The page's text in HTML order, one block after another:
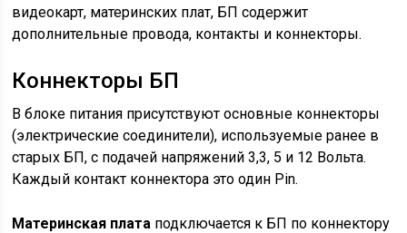
видеокарт, материнских плат, БП содержит
дополнительные провода, контакты и коннекторы.
Коннекторы БП
В блоке питания присутствуют основные коннекторы
(электрические соединители), используемые ранее в
старых БП, с подачей напряжений 3,3, 5 и 12 Вольта.
Каждый контакт коннектора это один Pin.
Материнская плата подключается к БП по коннектору